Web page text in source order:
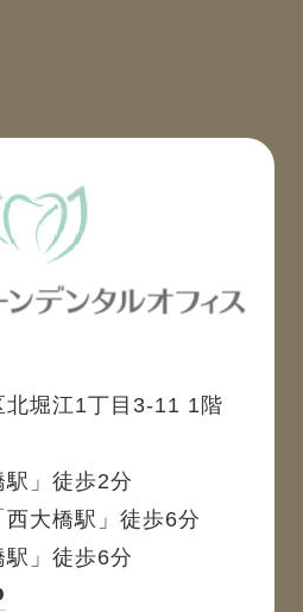
北堀江1丁目3-11 1階
駅」徒歩2分
大橋駅」徒歩6分
」徒歩6分